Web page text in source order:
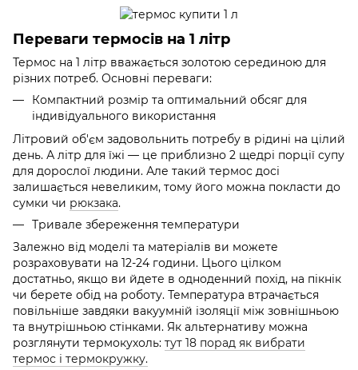
Переваги термосів на 1 літр
Термос на 1 літр вважається золотою серединою для
різних потреб. Основні переваги:
Компактний розмір та оптимальний обсяг для
індивідуального використання
Літровий об'єм задовольнить потребу в рідині на цілий
день. А літр для їжі — це приблизно 2 щедрі порції супу
для дорослої людини. Але такий термос досі
залишається невеликим, тому його можна покласти до
сумки чи рюкзака.
Тривале збереження температури
Залежно від моделі та матеріалів ви можете
розраховувати на 12-24 години. Цього цілком
достатньо, якщо ви йдете в одноденний похід, на пікнік
чи берете обід на роботу. Температура втрачається
повільніше завдяки вакуумній ізоляції між зовнішньою
та внутрішньою стінками. Як альтернативу можна
розглянути термокухоль: тут 18 порад як вибрати
термос і термокружку.